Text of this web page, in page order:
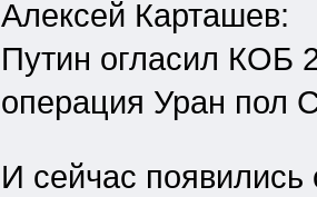
Алексей Карташев:
Путин огласил КОБ
операция Уран пол
И сейчас